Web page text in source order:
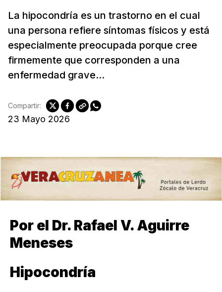
La hipocondría es un trastorno en el cual
una persona refiere síntomas físicos y está
especialmente preocupada porque cree
firmemente que corresponden a una
enfermedad grave...
23 Mayo 2026
Compartir:
Por el Dr. Rafael V. Aguirre
Meneses
Hipocondría